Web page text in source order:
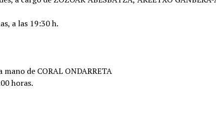
a las 19:30 h.
de CORAL ONDARRETA
horas.